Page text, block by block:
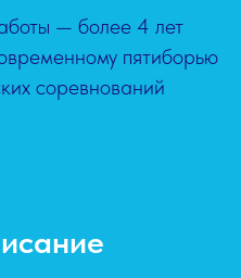
— более 4 лет
пятиборью
соревнований